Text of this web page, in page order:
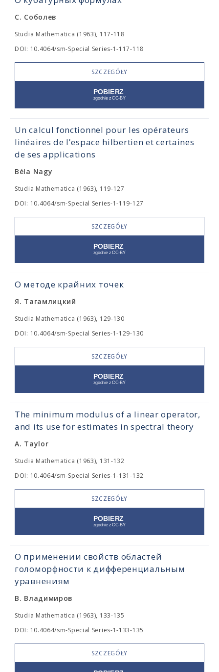
С. Соболев
Studia Mathematica (1963), 117-118
DOI: 10.4064/sm-Special Series-1-117-118
SZCZEGÓŁY
Un calcul fonctionnel pour les opérateurs
linéaires de l'espace hilbertien et certaines
de ses applications
Béla Nagy
Studia Mathematica (1963), 119-127
DOI: 10.4064/sm-Special Series-1-119-127
SZCZEGÓŁY
О методе крайних точек
Я. Тагамлицкий
Studia Mathematica (1963), 129-130
DOI: 10.4064/sm-Special Series-1-129-130
SZCZEGÓŁY
The minimum modulus of a linear operator,
and its use for estimates in spectral theory
A. Taylor
Studia Mathematica (1963), 131-132
DOI: 10.4064/sm-Special Series-1-131-132
SZCZEGÓŁY
О применении свойств областей
голоморфности к дифференциальным
уравнениям
В. Владимиров
Studia Mathematica (1963), 133-135
DOI: 10.4064/sm-Special Series-1-133-135
SZCZEGÓŁY